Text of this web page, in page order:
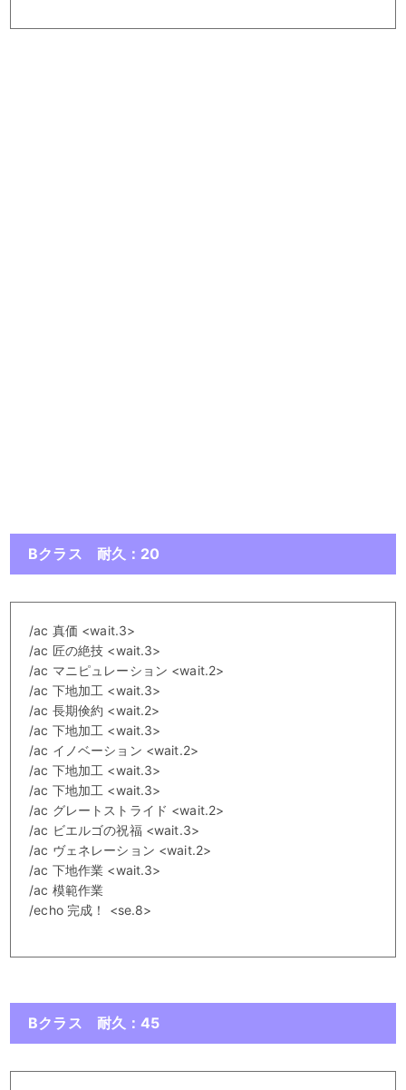
Bクラス 耐久：20
/ac 真価 <wait.3>
/ac 匠の絶技 <wait.3>
/ac マニピュレーション <wait.2>
/ac 下地加工 <wait.3>
/ac 長期倹約 <wait.2>
/ac 下地加工 <wait.3>
/ac イノベーション <wait.2>
/ac 下地加工 <wait.3>
/ac 下地加工 <wait.3>
/ac グレートストライド <wait.2>
/ac ビエルゴの祝福 <wait.3>
/ac ヴェネレーション <wait.2>
/ac 下地作業 <wait.3>
/ac 模範作業
/echo 完成！ <se.8>
Bクラス 耐久：45